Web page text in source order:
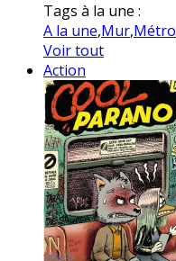
Tags à la une :
A la une,Mur,Métro
Voir tout
Action